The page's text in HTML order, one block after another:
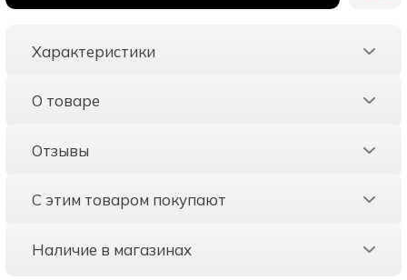
Характеристики
О товаре
Отзывы
С этим товаром покупают
Наличие в магазинах